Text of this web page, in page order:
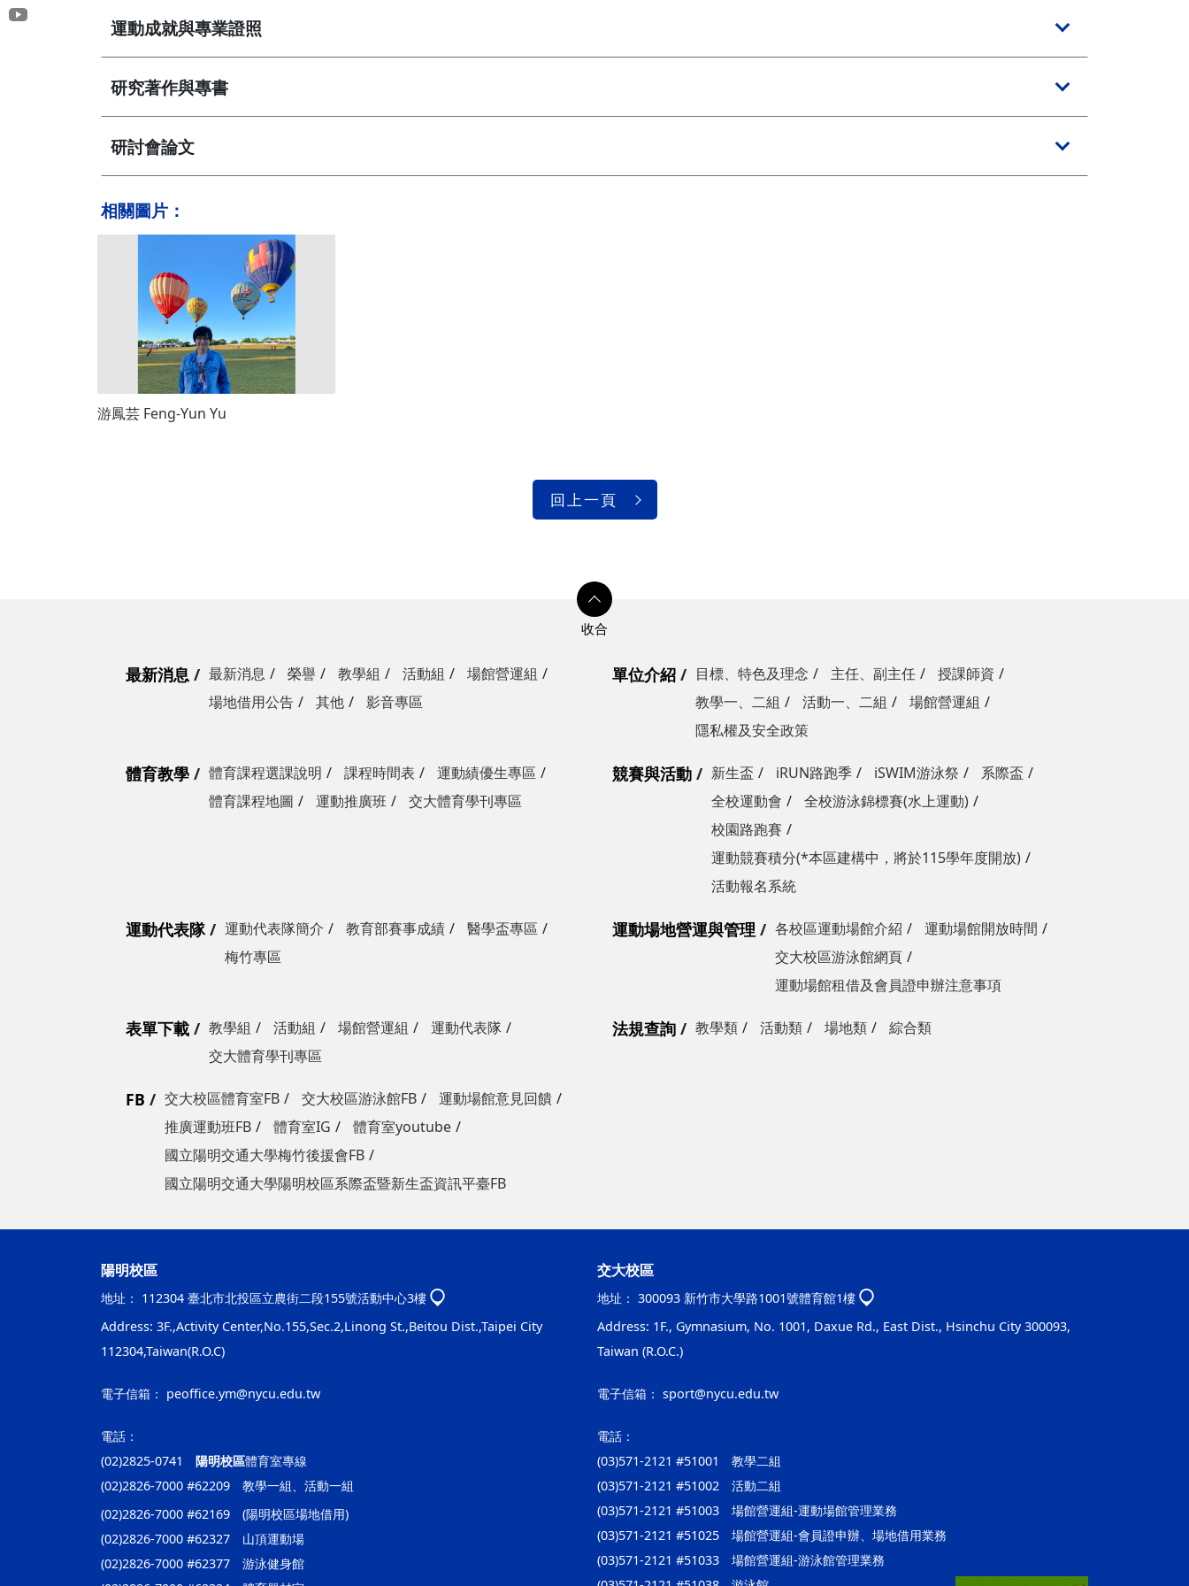
運動成就與專業證照
研究著作與專書
研討會論文
相關圖片：
游鳳芸 Feng-Yun Yu
回上一頁
最新消息 最新消息 榮譽 教學組 活動組
場館營運組
場地借用公告
其他 影音專區
單位介紹 目標、特色及理念 主任、副主任
授課師資
教學一、二組
活動一、二組
場館營運組
隱私權及安全政策
體育教學 體育課程選課說明 課程時間表
運動績優生專區
體育課程地圖
運動推廣班 交大體育學刊專區
競賽與活動 新生盃 iRUN路跑季 iSWIM游泳祭
系際盃
全校運動會
全校游泳錦標賽(水上運動)
校園路跑賽
運動競賽積分(*本區建構中，將於115學年度開放)
活動報名系統
運動代表隊 運動代表隊簡介 教育部賽事成績
醫學盃專區
梅竹專區
運動場地營運與管理 各校區運動場館介紹
運動場館開放時間
交大校區游泳館網頁
運動場館租借及會員證申辦注意事項
表單下載 教學組 活動組 場館營運組
運動代表隊
交大體育學刊專區
法規查詢 教學類 活動類 場地類 綜合類
FB 交大校區體育室FB 交大校區游泳館FB
運動場館意見回饋
推廣運動班FB
體育室IG
體育室youtube
國立陽明交通大學梅竹後援會FB
國立陽明交通大學陽明校區系際盃暨新生盃資訊平臺FB
陽明校區
地址： 112304 臺北市北投區立農街二段155號活動中心3樓
Address: 3F.,Activity Center,No.155,Sec.2,Linong St.,Beitou Dist.,Taipei City
112304,Taiwan(R.O.C)
電子信箱： peoffice.ym@nycu.edu.tw
電話：
(02)2825-0741 陽明校區體育室專線
(02)2826-7000 #62209 教學一組、活動一組
(02)2826-7000 #62169 (陽明校區場地借用)
(02)2826-7000 #62327 山頂運動場
(02)2826-7000 #62377 游泳健身館
交大校區
地址： 300093 新竹市大學路1001號體育館1樓
Address: 1F., Gymnasium, No. 1001, Daxue Rd., East Dist., Hsinchu City 300093,
Taiwan (R.O.C.)
電子信箱： sport@nycu.edu.tw
電話：
(03)571-2121 #51001 教學二組
(03)571-2121 #51002 活動二組
(03)571-2121 #51003 場館營運組-運動場館管理業務
(03)571-2121 #51025 場館營運組-會員證申辦、場地借用業務
(03)571-2121 #51033 場館營運組-游泳館管理業務